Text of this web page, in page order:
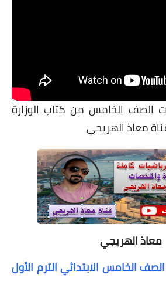
الصف الخامس من كتاب الوزارة
معاذ الهريجي
معاذ الهريجي
الخامس الابتدائي الترم الأول